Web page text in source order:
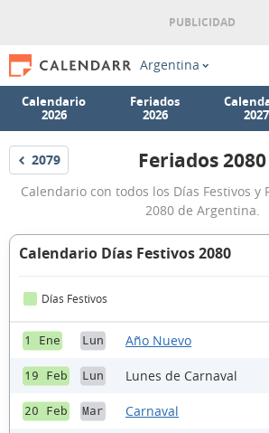
Argentina
Calendario
2026
Feriados
2026
2027
Feriados
2079
Feriados
2080
Feriados 2080
Calendario con todos los Días Festivos y
2080 de Argentina.
Calendario Días Festivos 2080
Días Festivos
1 Ene Lun Año Nuevo
19 Feb Lun Lunes de Carnaval
20 Feb Mar Carnaval